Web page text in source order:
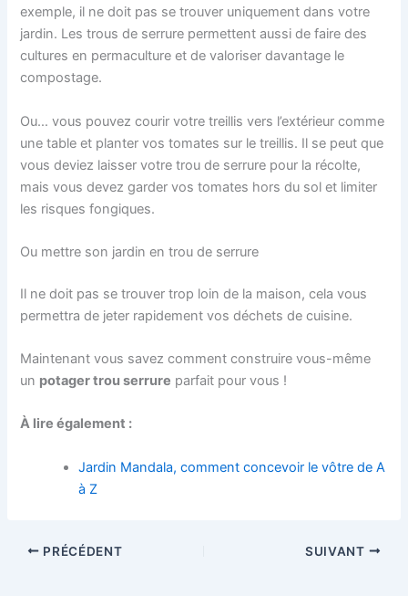
exemple, il ne doit pas se trouver uniquement dans votre
jardin. Les trous de serrure permettent aussi de faire des
cultures en permaculture et de valoriser davantage le
compostage.
Ou… vous pouvez courir votre treillis vers l’extérieur comme
une table et planter vos tomates sur le treillis. Il se peut que
vous deviez laisser votre trou de serrure pour la récolte,
mais vous devez garder vos tomates hors du sol et limiter
les risques fongiques.
Ou mettre son jardin en trou de serrure
Il ne doit pas se trouver trop loin de la maison, cela vous
permettra de jeter rapidement vos déchets de cuisine.
Maintenant vous savez comment construire vous-même
un potager trou serrure parfait pour vous !
À lire également :
Jardin Mandala, comment concevoir le vôtre de A
à Z
PRÉCÉDENT SUIVANT